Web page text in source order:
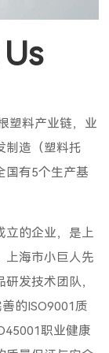
塑料产业链，业
制造（塑料托
国有5个生产基
立的企业，是上
上海市小巨人先
发技术团队，
的ISO9001质
职业健康